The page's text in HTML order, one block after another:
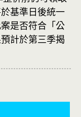
基準日後統一
是否符合「公
計於第三季揭